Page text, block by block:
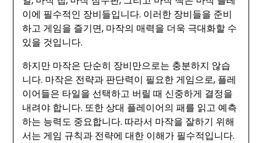
이에 필수적인 장비들입니다. 이러한 장비들을 준비
하고 게임을 즐기면, 마작의 매력을 더욱 극대화할 수
있을 것입니다.
하지만 마작은 단순히 장비만으로는 충분하지 않습
니다. 마작은 전략과 판단력이 필요한 게임으로, 플레
이어들은 타일을 선택하고 버릴 때 신중하게 결정을
내려야 합니다. 또한 상대 플레이어의 패를 읽고 예측
하는 능력도 중요합니다. 따라서 마작을 잘하기 위해
서는 게임 규칙과 전략에 대한 이해가 필수적입니다.